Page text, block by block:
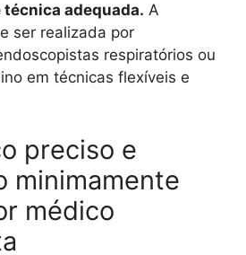
adequada. A
ser realizada por
respiratórios ou
em técnicas flexíveis e
preciso e
minimamente
médico